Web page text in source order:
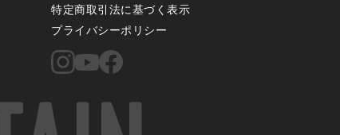
特定商取引法に基づく表示
プライバシーポリシー